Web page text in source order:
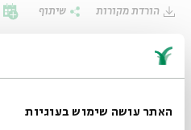
האתר עושה שימוש בעוגיות
הורדת מקורות שיתוף
סדרה של מפגשים